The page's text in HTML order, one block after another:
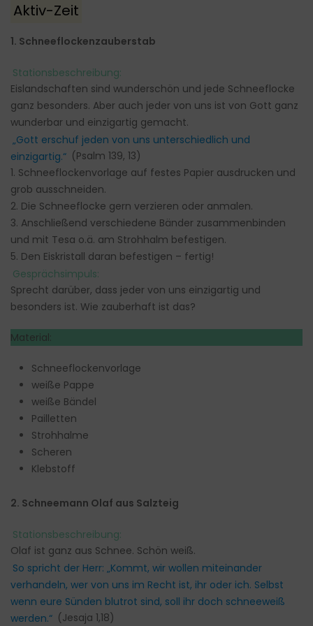
Aktiv-Zeit
1. Schneeflockenzauberstab
Stationsbeschreibung:
Eislandschaften sind wunderschön und jede Schneeflocke
ganz besonders. Aber auch jeder von uns ist von Gott ganz
wunderbar und einzigartig gemacht.
„Gott erschuf jeden von uns unterschiedlich und
einzigartig.“ (Psalm 139, 13)
1. Schneeflockenvorlage auf festes Papier ausdrucken und
grob ausschneiden.
2. Die Schneeflocke gern verzieren oder anmalen.
3. Anschließend verschiedene Bänder zusammenbinden
und mit Tesa o.ä. am Strohhalm befestigen.
5. Den Eiskristall daran befestigen – fertig!
Gesprächsimpuls:
Sprecht darüber, dass jeder von uns einzigartig und
besonders ist. Wie zauberhaft ist das?
Material:
Schneeflockenvorlage
weiße Pappe
weiße Bändel
Pailletten
Strohhalme
Scheren
Klebstoff
2. Schneemann Olaf aus Salzteig
Stationsbeschreibung:
Olaf ist ganz aus Schnee. Schön weiß.
So spricht der Herr: „Kommt, wir wollen miteinander
verhandeln, wer von uns im Recht ist, ihr oder ich. Selbst
wenn eure Sünden blutrot sind, soll ihr doch schneeweiß
werden.“ (Jesaja 1,18)